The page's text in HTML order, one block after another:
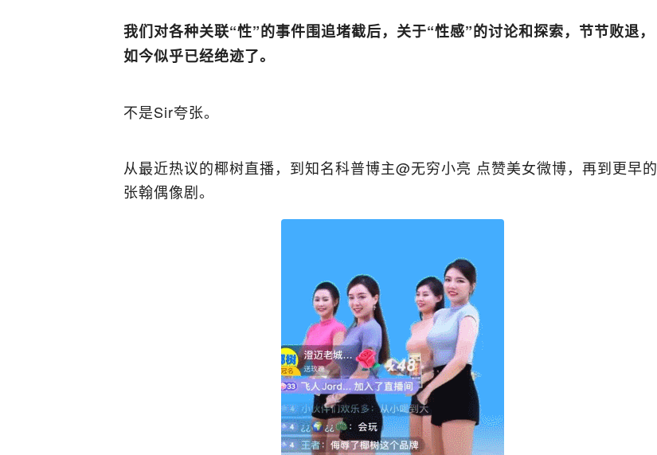
我们对各种关联“性”的事件围追堵截后，关于“性感”的讨论和探索，节节败退，
如今似乎已经绝迹了。
不是Sir夸张。
从最近热议的椰树直播，到知名科普博主@无穷小亮 点赞美女微博，再到更早的
张翰偶像剧。